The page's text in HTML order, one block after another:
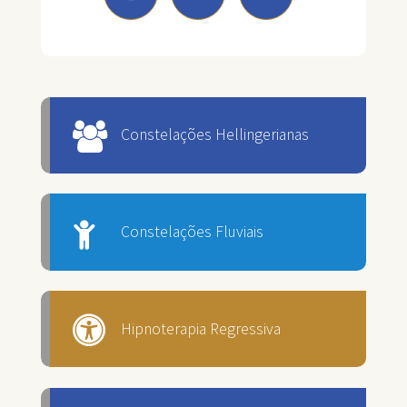
Constelações Hellingerianas
Constelações Fluviais
Hipnoterapia Regressiva